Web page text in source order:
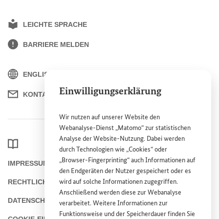
Einwilligungserklärung
Wir nutzen auf unsererWebsite den
Webanalyse-Dienst „Matomo“ zur statistischen
Analyse derWebsite-Nutzung. Dabei werden
durch Technologien wie „Cookies“ oder
„Browser-Fingerprinting“ auch Informationen auf
den Endgeräten der Nutzer gespeichert oder es
wird auf solche Informationen zugegriffen.
Anschließend werden diese zur Webanalyse
verarbeitet. Weitere Informationen zur
Funktionsweise und der Speicherdauer finden Sie
LEICHTE SPRACHE
BARRIERE MELDEN
ENGLISH
KONTAKT
LEXIKON
IMPRESSUM
RECHTLICHE HINWEISE
DATENSCHUTZHINWEIS